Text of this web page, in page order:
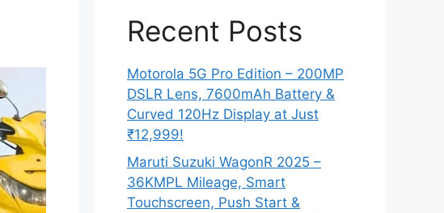
Recent Posts
Motorola 5G Pro Edition – 200MP
DSLR Lens, 7600mAh Battery &
Curved 120Hz Display at Just
₹12,999!
Maruti Suzuki WagonR 2025 –
36KMPL Mileage, Smart
Touchscreen, Push Start &